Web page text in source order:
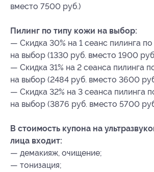
вместо 7500 руб.)
Пилинг по типу кожи на выбор:
— Скидка 30% на 1 сеанс пилинга
на выбор (1330 руб. вместо 1900
— Скидка 31% на 2 сеанса пилинга
на выбор (2484 руб. вместо 3600
— Скидка 32% на 3 сеанса пилинга
на выбор (3876 руб. вместо 5700
В стоимость купона на
лица входит:
— демакияж, очищение;
— тонизация;